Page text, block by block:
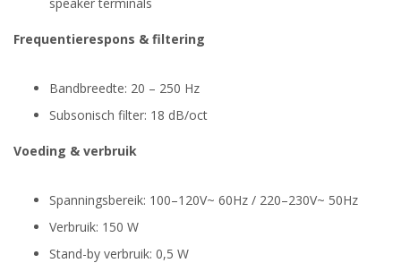
Frequentierespons & filtering
Bandbreedte: 20 – 250 Hz
Subsonisch filter: 18 dB/oct
Voeding & verbruik
Spanningsbereik: 100–120V~ 60Hz / 220–230V~ 50Hz
Verbruik: 150 W
Stand-by verbruik: 0,5 W